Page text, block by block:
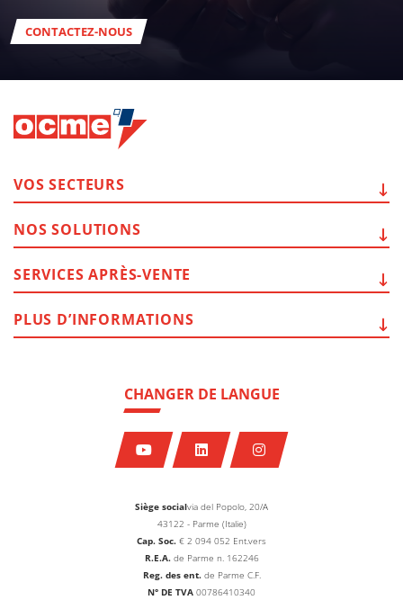
CONTACTEZ-NOUS
Siège socialvia del Popolo, 20/A
43122 - Parme (Italie)
Cap. Soc. € 2 094 052 Ent.vers
R.E.A.de Parme n. 162246
Reg. des ent.de Parme C.F.
N° DE TVA 00786410340
CHANGER DE LANGUE
VOS SECTEURS
NOS SOLUTIONS
SERVICES APRÈS-VENTE
PLUS D’INFORMATIONS